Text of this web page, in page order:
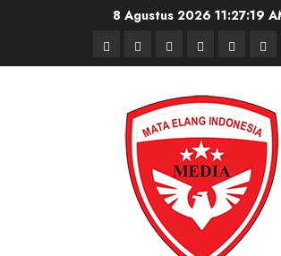
8 Agustus 2026 11:27:20
BerandaNasionalDaerahHukum
dan
Kriminal
Box